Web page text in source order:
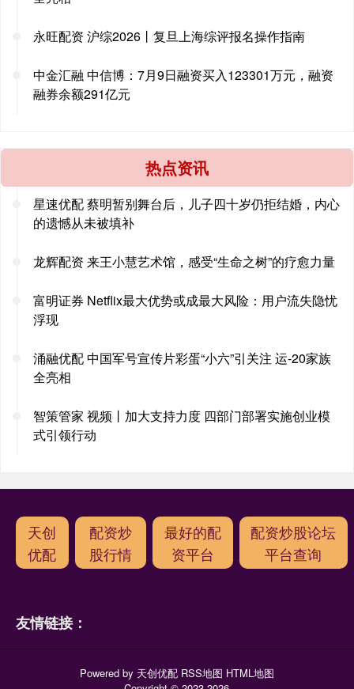
永旺配资 沪综2026丨复旦上海综评报名操作指南
中金汇融 中信博：7月9日融资买入123301万元，融资
融券余额291亿元
热点资讯
星速优配 蔡明暂别舞台后，儿子四十岁仍拒结婚，内心
的遗憾从未被填补
龙辉配资 来王小慧艺术馆，感受“生命之树”的疗愈力量
富明证券 Netflix最大优势或成最大风险：用户流失隐忧
浮现
涌融优配 中国军号宣传片彩蛋“小六”引关注 运-20家族
全亮相
智策管家 视频丨加大支持力度 四部门部署实施创业模
式引领行动
天创
优配
配资炒
股行情
最好的配
资平台
配资炒股论坛
平台查询
友情链接：
Powered by 天创优配 RSS地图 HTML地图